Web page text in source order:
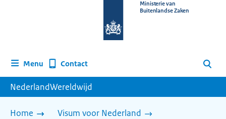
homepage
Ministerie van
Buitenlandse Zaken
Menu Contact Zoeken
NederlandWereldwijd
Home
Visum voor Nederland